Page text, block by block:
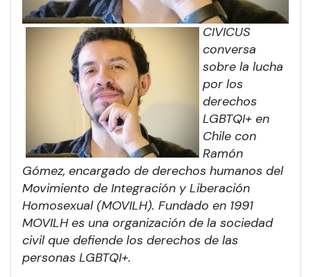
CIVICUS
conversa
sobre la lucha
por los
derechos
LGBTQI+ en
Chile con
Ramón
Gómez, encargado de derechos humanos del
Movimiento de Integración y Liberación
Homosexual (MOVILH). Fundado en 1991
MOVILH es una organización de la sociedad
civil que defiende los derechos de las
personas LGBTQI+.